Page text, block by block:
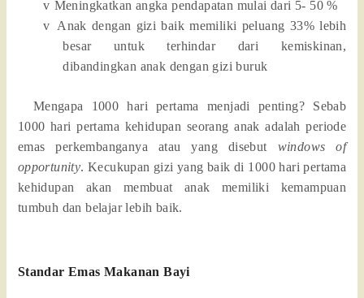
v Meningkatkan angka pendapatan mulai dari 5- 50 %
v Anak dengan gizi baik memiliki peluang 33% lebih
besar untuk terhindar dari kemiskinan,
dibandingkan anak dengan gizi buruk
Mengapa 1000 hari pertama menjadi penting? Sebab
1000 hari pertama kehidupan seorang anak adalah periode
emas perkembanganya atau yang disebut windows of
opportunity. Kecukupan gizi yang baik di 1000 hari pertama
kehidupan akan membuat anak memiliki kemampuan
tumbuh dan belajar lebih baik.
Standar Emas Makanan Bayi